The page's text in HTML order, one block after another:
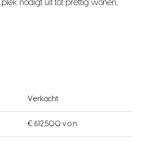
nodigt uit tot prettig wonen,
Verkocht
€ 612.500 v.o.n.